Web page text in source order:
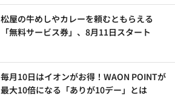
松屋の牛めしやカレーを頼むともらえる
「無料サービス券」、8月11日スタート
毎月10日はイオンがお得！WAON POINTが
最大10倍になる「ありが10デー」とは